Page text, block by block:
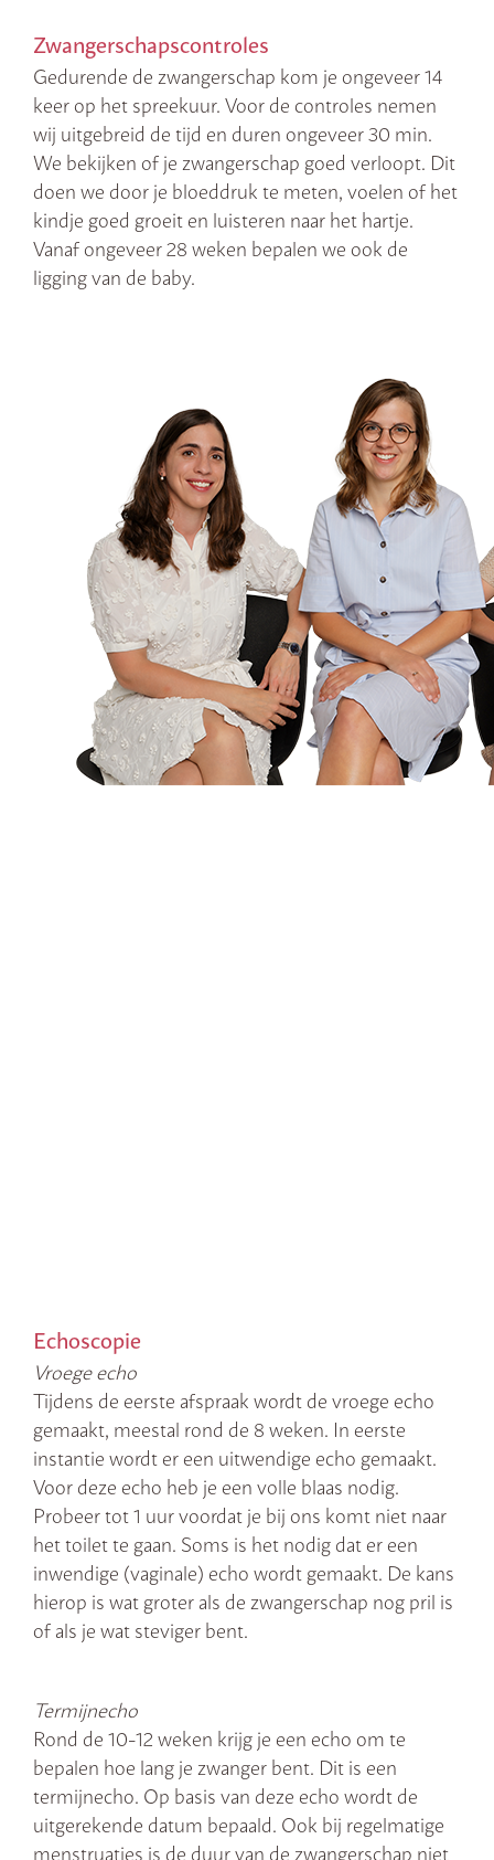
Zwangerschapscontroles
Gedurende de zwangerschap kom je ongeveer 14
keer op het spreekuur. Voor de controles nemen
wij uitgebreid de tijd en duren ongeveer 30 min.
We bekijken of je zwangerschap goed verloopt. Dit
doen we door je bloeddruk te meten, voelen of het
kindje goed groeit en luisteren naar het hartje.
Vanaf ongeveer 28 weken bepalen we ook de
ligging van de baby.
Echoscopie
Vroege echo
Tijdens de eerste afspraak wordt de vroege echo
gemaakt, meestal rond de 8 weken. In eerste
instantie wordt er een uitwendige echo gemaakt.
Voor deze echo heb je een volle blaas nodig.
Probeer tot 1 uur voordat je bij ons komt niet naar
het toilet te gaan. Soms is het nodig dat er een
inwendige (vaginale) echo wordt gemaakt. De kans
hierop is wat groter als de zwangerschap nog pril is
of als je wat steviger bent.
Termijnecho
Rond de 10-12 weken krijg je een echo om te
bepalen hoe lang je zwanger bent. Dit is een
termijnecho. Op basis van deze echo wordt de
uitgerekende datum bepaald. Ook bij regelmatige
menstruaties is de duur van de zwangerschap niet